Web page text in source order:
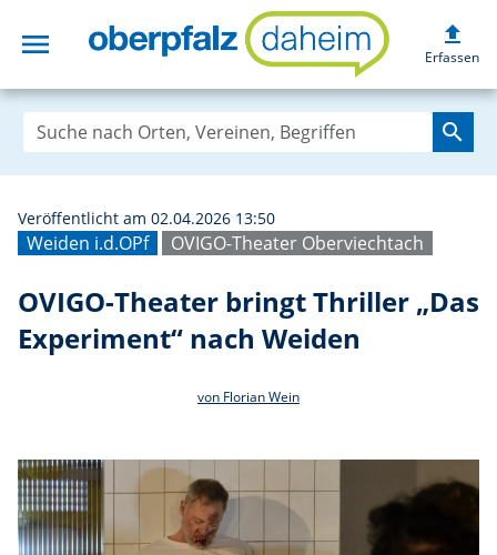
menu OVIGO-Theater
upload
Erfassen
search
Weiden i.d.OPf OVIGO-Theater Oberviechtach
Veröffentlicht am 02.04.2026 13:50
OVIGO-Theater bringt Thriller „Das
Experiment“ nach Weiden
von Florian Wein